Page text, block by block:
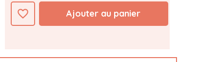
favorite_border Ajouter au panier